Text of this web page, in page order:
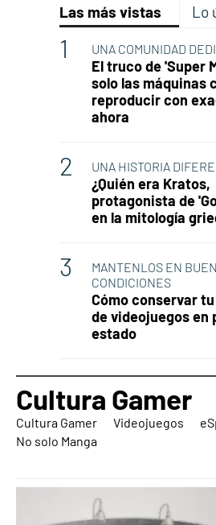
Las más vistas Lo
UNA COMUNIDAD
El truco de 'Super
solo las máquinas
reproducir con
ahora
UNA HISTORIA
¿Quién era Kratos,
protagonista de
en la mitología
MANTENLOS EN
CONDICIONES
Cómo conservar
de videojuegos en
estado
Cultura Gamer
Cultura Gamer Videojuegos
No solo Manga